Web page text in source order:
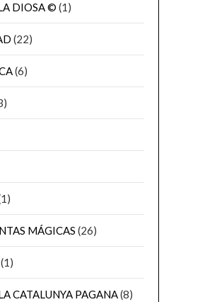
DIOSA © (1)
(22)
(6)
MÁGICAS (26)
(1)
CATALUNYA PAGANA(8)